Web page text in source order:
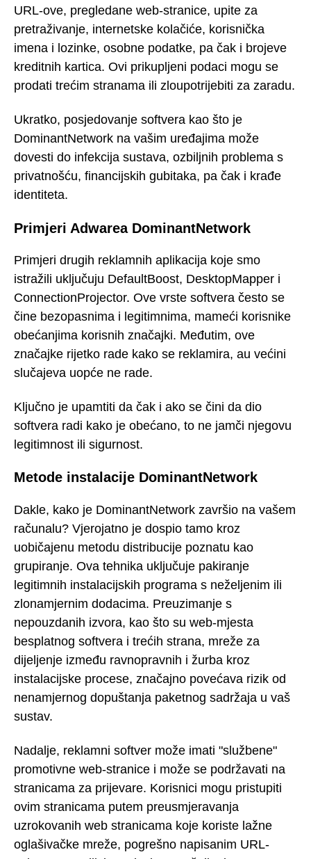
URL-ove, pregledane web-stranice, upite za
pretraživanje, internetske kolačiće, korisnička
imena i lozinke, osobne podatke, pa čak i brojeve
kreditnih kartica. Ovi prikupljeni podaci mogu se
prodati trećim stranama ili zloupotrijebiti za zaradu.
Ukratko, posjedovanje softvera kao što je
DominantNetwork na vašim uređajima može
dovesti do infekcija sustava, ozbiljnih problema s
privatnošću, financijskih gubitaka, pa čak i krađe
identiteta.
Primjeri Adwarea DominantNetwork
Primjeri drugih reklamnih aplikacija koje smo
istražili uključuju DefaultBoost, DesktopMapper i
ConnectionProjector. Ove vrste softvera često se
čine bezopasnima i legitimnima, mameći korisnike
obećanjima korisnih značajki. Međutim, ove
značajke rijetko rade kako se reklamira, au većini
slučajeva uopće ne rade.
Ključno je upamtiti da čak i ako se čini da dio
softvera radi kako je obećano, to ne jamči njegovu
legitimnost ili sigurnost.
Metode instalacije DominantNetwork
Dakle, kako je DominantNetwork završio na vašem
računalu? Vjerojatno je dospio tamo kroz
uobičajenu metodu distribucije poznatu kao
grupiranje. Ova tehnika uključuje pakiranje
legitimnih instalacijskih programa s neželjenim ili
zlonamjernim dodacima. Preuzimanje s
nepouzdanih izvora, kao što su web-mjesta
besplatnog softvera i trećih strana, mreže za
dijeljenje između ravnopravnih i žurba kroz
instalacijske procese, značajno povećava rizik od
nenamjernog dopuštanja paketnog sadržaja u vaš
sustav.
Nadalje, reklamni softver može imati "službene"
promotivne web-stranice i može se podržavati na
stranicama za prijevare. Korisnici mogu pristupiti
ovim stranicama putem preusmjeravanja
uzrokovanih web stranicama koje koriste lažne
oglašivačke mreže, pogrešno napisanim URL-